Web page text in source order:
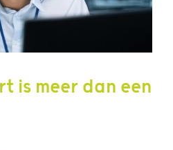
is meer dan een